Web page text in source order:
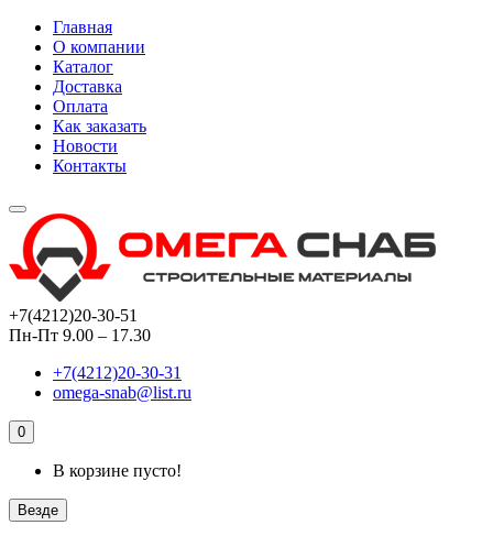
Главная
О компании
Каталог
Доставка
Оплата
Как заказать
Новости
Контакты
+7(4212)20-30-51
Пн-Пт 9.00 – 17.30
+7(4212)20-30-31
omega-snab@list.ru
0
В корзине пусто!
Везде